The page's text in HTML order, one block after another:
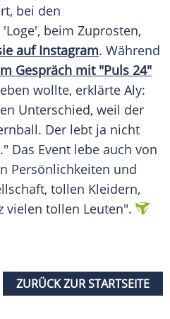
bei den
beim Zuprosten,
auf Instagram. Während
Gespräch mit "Puls 24"
wollte, erklärte Aly:
Unterschied, weil der
. Der lebt ja nicht
." Das Event lebe auch von
Persönlichkeiten und
tollen Kleidern,
vielen tollen Leuten".
ZURÜCK ZUR STARTSEITE